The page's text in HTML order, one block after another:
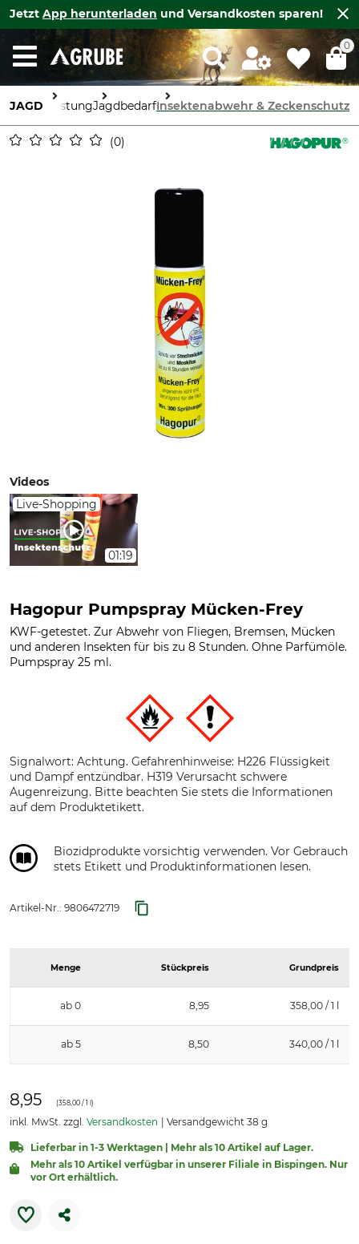
Jetzt App herunterladen und Versandkosten sparen!
0
JAGDAusrüstungJagdbedarfInsektenabwehr & Zeckenschutz
0
Videos
Live-Shopping
01:19
Hagopur Pumpspray Mücken-Frey
KWF-getestet. Zur Abwehr von Fliegen, Bremsen, Mücken
und anderen Insekten für bis zu 8 Stunden. Ohne Parfümöle.
Pumpspray 25 ml.
Signalwort: Achtung. Gefahrenhinweise: H226 Flüssigkeit
und Dampf entzündbar. H319 Verursacht schwere
Augenreizung. Bitte beachten Sie stets die Informationen
auf dem Produktetikett.
Biozidprodukte vorsichtig verwenden. Vor Gebrauch
stets Etikett und Produktinformationen lesen.
Artikel-Nr.: 9806472719
Menge Stückpreis Grundpreis
ab 0 8,95 358,00 / 1 l
ab 5 8,50 340,00 / 1 l
8,95 (358,00 / 1 l)
inkl. MwSt. zzgl. Versandkosten Versandgewicht 38 g
Lieferbar in 1-3 Werktagen | Mehr als 10 Artikel auf Lager.
Mehr als 10 Artikel verfügbar in unserer Filiale in Bispingen. Nur
vor Ort erhältlich.